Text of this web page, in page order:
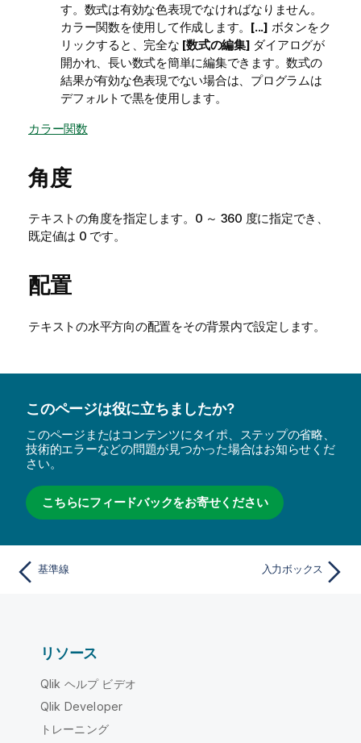
す。数式は有効な色表現でなければなりません。
カラー関数を使用して作成します。 [...] ボタンをク
リックすると、完全な [数式の編集] ダイアログが
開かれ、長い数式を簡単に編集できます。数式の
結果が有効な色表現でない場合は、プログラムは
デフォルトで黒を使用します。
カラー関数
角度
テキストの角度を指定します。0 ～ 360 度に指定でき、
既定値は 0 です。
配置
テキストの水平方向の配置をその背景内で設定します。
このページは役に立ちましたか?
このページまたはコンテンツにタイポ、ステップの省略、
技術的エラーなどの問題が見つかった場合はお知らせくだ
さい。
こちらにフィードバックをお寄せください
基準線 入力ボックス
リソース
Qlik ヘルプ ビデオ
Qlik Developer
トレーニング